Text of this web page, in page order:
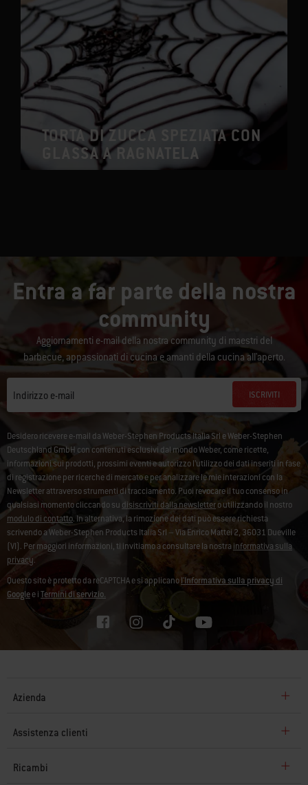
TORTA DI ZUCCA SPEZIATA CON
GLASSA A RAGNATELA
Entra a far parte della nostra
community
Aggiornamenti e-mail della nostra community di maestri del
barbecue, appassionati di cucina e amanti della cucina all'aperto.
Indirizzo e-mail ISCRIVITI
Desidero ricevere e-mail da Weber-Stephen Products Italia Srl e Weber-Stephen
Deutschland GmbH con contenuti esclusivi dal mondo Weber, come ricette,
informazioni sui prodotti, prossimi eventi e autorizzo l’utilizzo dei dati inseriti in fase
di registrazione per ricerche di mercato e per analizzare le mie interazioni con la
Newsletter attraverso strumenti di tracciamento. Puoi revocare il tuo consenso in
qualsiasi momento cliccando su disiscriviti dalla newslettero utilizzando il nostro
modulo di contatto. In alternativa, la rimozione dei dati può essere richiesta
scrivendo a Weber-Stephen Products Italia Srl – Via Enrico Mattei 2, 36031 Dueville
(VI). Per maggiori informazioni, ti invitiamo a consultare la nostra informativa sulla
privacy.
Questo sito è protetto da reCAPTCHA e si applicanol'Informativa sulla privacy di
Googlee iTermini di servizio.
Azienda
Assistenza clienti
Ricambi